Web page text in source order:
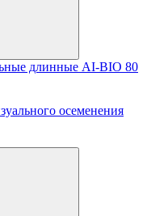
длинные AI-BIO 80